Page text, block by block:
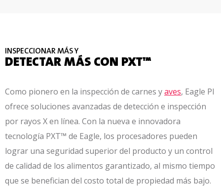
INSPECCIONAR MÁS Y
DETECTAR MÁS CON PXT™
Como pionero en la inspección de carnes yaves, Eagle PI
ofrece soluciones avanzadas de detección e inspección
por rayos X en línea. Con la nueva e innovadora
tecnología PXT™ de Eagle, los procesadores pueden
lograr una seguridad superior del producto y un control
de calidad de los alimentos garantizado, al mismo tiempo
que se benefician del costo total de propiedad más bajo.